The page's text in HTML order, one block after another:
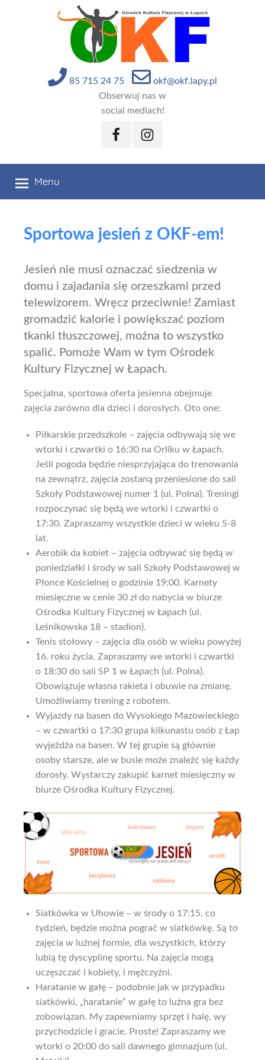
85 715 24 75
okf@okf.lapy.pl
Obserwuj nas w
social mediach!
FacebookInstagram
Menu
Sportowa jesień z OKF-em!
Jesień nie musi oznaczać siedzenia w
domu i zajadania się orzeszkami przed
telewizorem. Wręcz przeciwnie! Zamiast
gromadzić kalorie i powiększać poziom
tkanki tłuszczowej, można to wszystko
spalić. Pomoże Wam w tym Ośrodek
Kultury Fizycznej w Łapach.
Specjalna, sportowa oferta jesienna obejmuje
zajęcia zarówno dla dzieci i dorosłych. Oto one:
Piłkarskie przedszkole – zajęcia odbywają się we
wtorki i czwartki o 16:30 na Orliku w Łapach.
Jeśli pogoda będzie niesprzyjająca do trenowania
na zewnątrz, zajęcia zostaną przeniesione do sali
Szkoły Podstawowej numer 1 (ul. Polna). Treningi
rozpoczynać się będą we wtorki i czwartki o
17:30. Zapraszamy wszystkie dzieci w wieku 5-8
lat.
Aerobik da kobiet – zajęcia odbywać się będą w
poniedziałki i środy w sali Szkoły Podstawowej w
Płonce Kościelnej o godzinie 19:00. Karnety
miesięczne w cenie 30 zł do nabycia w biurze
Ośrodka Kultury Fizycznej w Łapach (ul.
Leśnikowska 18 – stadion).
Tenis stołowy – zajęcia dla osób w wieku powyżej
16. roku życia. Zapraszamy we wtorki i czwartki
o 18:30 do sali SP 1 w Łapach (ul. Polna).
Obowiązuje własna rakieta i obuwie na zmianę.
Umożliwiamy trening z robotem.
Wyjazdy na basen do Wysokiego Mazowieckiego
– w czwartki o 17:30 grupa kilkunastu osób z Łap
wyjeżdża na basen. W tej grupie są głównie
osoby starsze, ale w busie może znaleźć się każdy
dorosły. Wystarczy zakupić karnet miesięczny w
biurze Ośrodka Kultury Fizycznej.
Siatkówka w Uhowie – w środy o 17:15, co
tydzień, będzie można pograć w siatkówkę. Są to
zajęcia w luźnej formie, dla wszystkich, którzy
lubią tę dyscyplinę sportu. Na zajęcia mogą
uczęszczać i kobiety, i mężczyźni.
Haratanie w gałę – podobnie jak w przypadku
siatkówki, „haratanie” w gałę to luźna gra bez
zobowiązań. My zapewniamy sprzęt i halę, wy
przychodzicie i gracie. Proste! Zapraszamy we
wtorki o 20:00 do sali dawnego gimnazjum (ul.